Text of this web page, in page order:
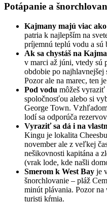
Potápanie a
Kajmany majú viac
patria k najlepším na
príjemnú teplú vodu a sú
Ak sa chystáš na
v marci až júni, vtedy sú
obdobie po najhlavnejšej
Pozor ale na marec, ten
Pod vodu môžeš vyraziť
spoločnosťou alebo si
George Town.
lodí sa odporúča
Vyraziť sa dá i na
Kingu je lokalita
november ale z veľkej
nešikovnosti kapitána a
(vrak lode, kde našli
Smerom k West Bay je
šnorchlovanie – pláž
minút plávania. Pozor
turisti kŕmia.